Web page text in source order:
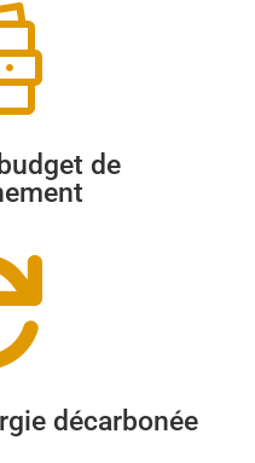
de
décarbonée